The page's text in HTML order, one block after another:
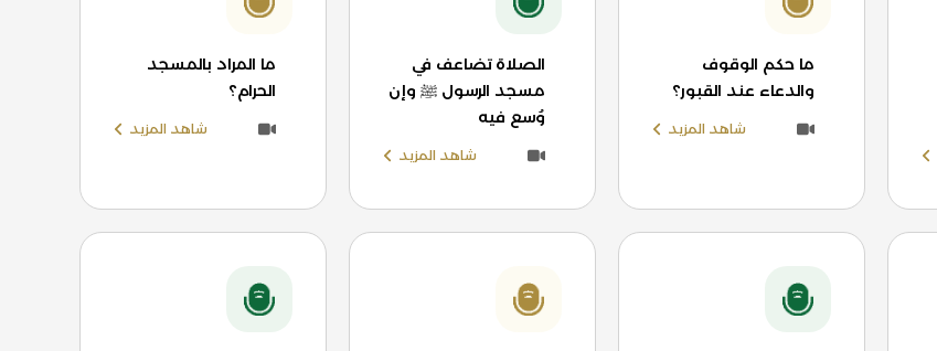
ما حكم الوقوف
والدعاء عند القبور؟
شاهد المزيد
الصلاة تضاعف في
مسجد الرسول ﷺ وإن
وُسع فيه
شاهد المزيد
ما المراد بالمسجد
الحرام؟
شاهد المزيد